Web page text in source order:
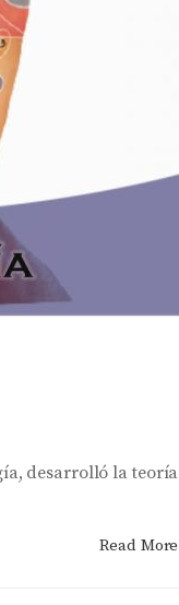
desarrolló la teoría
Read More